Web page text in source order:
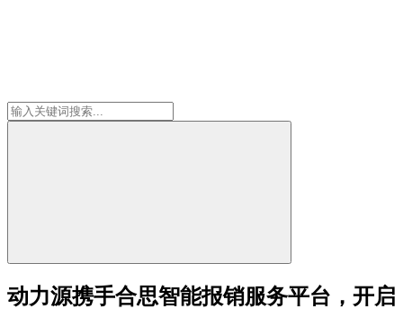
动力源携手合思智能报销服务平台，开启